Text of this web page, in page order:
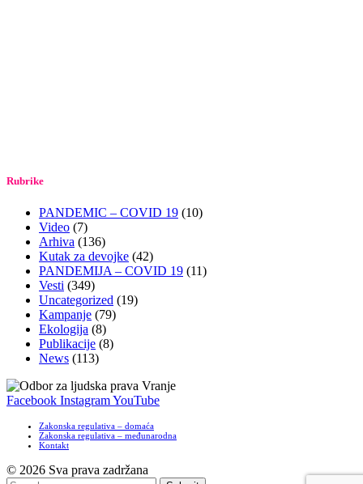
Rubrike
PANDEMIC – COVID 19 (10)
Video (7)
Arhiva (136)
Kutak za devojke (42)
PANDEMIJA – COVID 19 (11)
Vesti (349)
Uncategorized (19)
Kampanje (79)
Ekologija (8)
Publikacije (8)
News (113)
Facebook InstagramYouTube
Zakonska regulativa – domaća
Zakonska regulativa – međunarodna
Kontakt
© 2026 Sva prava zadržana